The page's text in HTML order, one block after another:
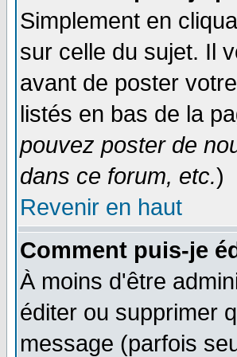
Simplement en
sur celle du sujet. Il
avant de poster
listés en bas de la
pouvez poster de
dans ce forum, etc.)
Revenir en haut
Comment puis-je
À moins d'être
éditer ou supprimer
message (parfois